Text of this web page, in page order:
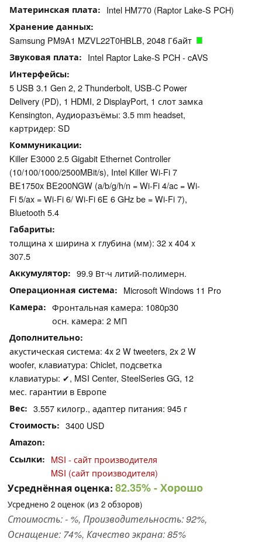
Материнская плата Intel HM770 (Raptor Lake-S PCH)
Хранение данных
Samsung PM9A1 MZVL22T0HBLB, 2048 Гбайт
Звуковая плата Intel Raptor Lake-S PCH - cAVS
Интерфейсы
5 USB 3.1 Gen 2, 2 Thunderbolt, USB-C Power
Delivery (PD), 1 HDMI, 2 DisplayPort, 1 слот замка
Kensington, Аудиоразъёмы: 3.5 mm headset,
картридер: SD
Коммуникации
Killer E3000 2.5 Gigabit Ethernet Controller
(10/100/1000/2500MBit/s), Intel Killer Wi-Fi 7
BE1750x BE200NGW (a/b/g/h/n = Wi-Fi 4/ac = Wi-
Fi 5/ax = Wi-Fi 6/ Wi-Fi 6E 6 GHz be = Wi-Fi 7),
Bluetooth 5.4
Габариты
толщина х ширина х глубина (мм): 32 x 404 x
307.5
Аккумулятор 99.9 Вт⋅ч литий-полимерн.
Операционная система Microsoft Windows 11 Pro
Камера
Фронтальная камера: 1080p30
осн. камера: 2 МП
Дополнительно
акустическая система: 4x 2 W tweeters, 2x 2 W
woofer, клавиатура: Chiclet, подсветка
клавиатуры: ✔, MSI Center, SteelSeries GG, 12
мес. гарантии в Европе
Вес 3.557 килогр., адаптер питания: 945 г
Стоимость 3400 USD
Amazon
Ссылки
MSI - сайт производителя
MSI (сайт производителя)
Усреднённая оценка: 82.35%- Хорошо
Усреднено 2 оценок (из 2 обзоров)
Стоимость: - %, Производительность: 92%,
Оснащение: 74%, Качество экрана: 85%